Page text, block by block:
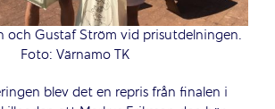
och Gustaf Ström vid prisutdelningen.
Foto: Värnamo TK
blev det en repris från finalen i